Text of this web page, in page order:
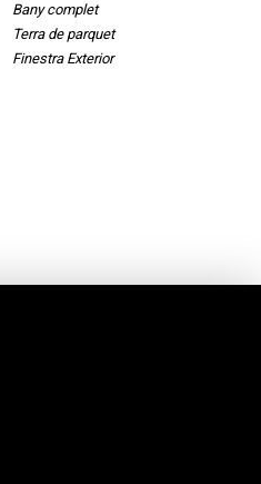
Bany complet
Terra de parquet
Finestra Exterior